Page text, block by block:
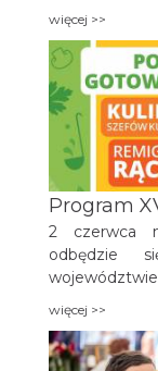
więcej >>
Program
2 czerwca
odbędzie
więcej >>